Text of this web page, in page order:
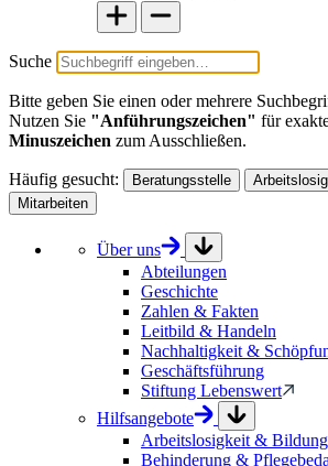
Suche
Bitte geben Sie einen oder mehrere
Nutzen Sie "Anführungszeichen" für
Minuszeichen zum Ausschließen.
Häufig gesucht: Beratungsstelle
Mitarbeiten
Über uns
Abteilungen
Geschichte
Zahlen & Fakten
Leitbild & Handeln
Nachhaltigkeit &
Geschäftsführung
Stiftung Lebenswert
Hilfsangebote
Arbeitslosigkeit & Bildung
Behinderung &